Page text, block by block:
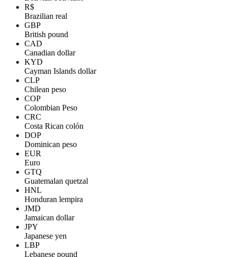
R$
Brazilian real
GBP
British pound
CAD
Canadian dollar
KYD
Cayman Islands dollar
CLP
Chilean peso
COP
Colombian Peso
CRC
Costa Rican colón
DOP
Dominican peso
EUR
Euro
GTQ
Guatemalan quetzal
HNL
Honduran lempira
JMD
Jamaican dollar
JPY
Japanese yen
LBP
Lebanese pound